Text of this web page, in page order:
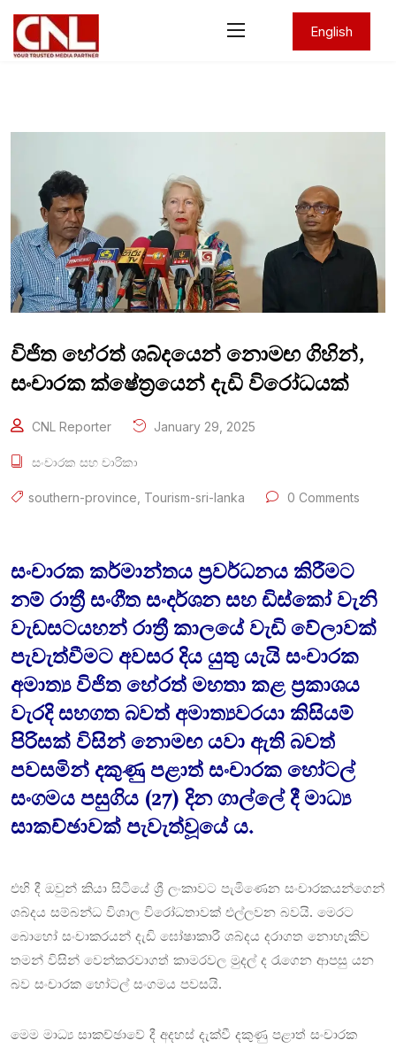
English
විජිත හේරත් ශබ්දයෙන් නොමඟ ගිහින්,
සංචාරක ක්ෂේත්‍රයෙන් දැඩි විරෝධයක්
CNL Reporter January 29, 2025
සංචාරක සහ චාරිකා
southern-province Tourism-sri-lanka 0 Comments
සංචාරක කර්මාන්තය ප්‍රවර්ධනය කිරීමට
නම් රාත්‍රී සංගීත සංදර්ශන සහ ඩිස්කෝ වැනි
වැඩසටයහන් රාත්‍රී කාලයේ වැඩි වේලාවක්
පැවැත්වීමට අවසර දිය යුතු යැයි සංචාරක
අමාත්‍ය විජිත හේරත් මහතා කළ ප්‍රකාශය
වැරදි සහගත බවත් අමාත්‍යවරයා කිසියම්
පිරිසක් විසින් නොමඟ යවා ඇති බවත්
පවසමින් දකුණු පළාත් සංචාරක හෝටල්
සංගමය පසුගිය (27) දින ගාල්ලේ දී මාධ්‍ය
සාකච්ඡාවක් පැවැත්වූයේ ය.
එහි දී ඔවුන් කියා සිටියේ ශ්‍රී ලංකාවට පැමිණෙන සංචාරකයන්ගෙන්
ශබ්දය සම්බන්ධ විශාල විරෝධතාවක් එල්ලවන බවයි. මෙරට
බොහෝ සංචාකරයන් දැඩි ඝෝෂාකාරී ශබ්දය දරාගත නොහැකිව
තමන් විසින් වෙන්කරවාගත් කාමරවල මුදල් ද රැගෙන ආපසු යන
බව සංචාරක හෝටල් සංගමය පවසයි.
මෙම මාධ්‍ය සාකච්ඡාවේ දී අදහස් දැක්වී දකුණු පළාත් සංචාරක